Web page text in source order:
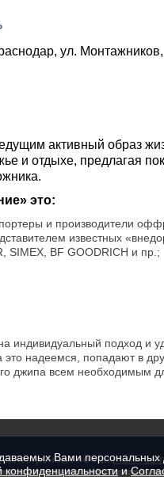
ул.
активный образ
и отдыхе, предлагая
это:
и производители
известных
SIMEX, BF GOODRICH и пр.;
индивидуальный подход и
надеемся, попадают в
джипа всем необходимым
Вами персональных
конфиденциальностии
почта: